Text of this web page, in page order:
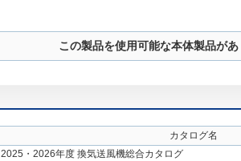
この製品を使用可能な本体製品が
カタログ名
2025・2026年度 換気送風機総合カタログ